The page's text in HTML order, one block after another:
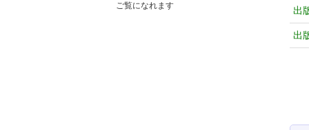
ご覧になれます
出
出